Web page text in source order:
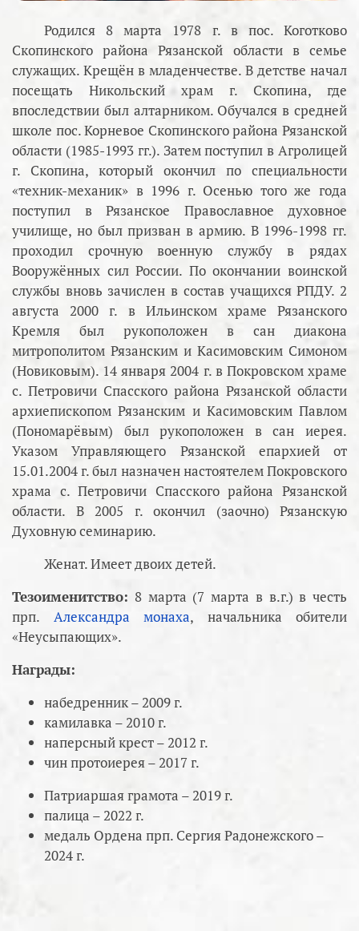
Родился 8 марта 1978 г. в пос. Коготково
Скопинского района Рязанской области в семье
служащих. Крещён в младенчестве. В детстве начал
посещать Никольский храм г. Скопина, где
впоследствии был алтарником. Обучался в средней
школе пос. Корневое Скопинского района Рязанской
области (1985-1993 гг.). Затем поступил в Агролицей
г. Скопина, который окончил по специальности
«техник-механик» в 1996 г. Осенью того же года
поступил в Рязанское Православное духовное
училище, но был призван в армию. В 1996-1998 гг.
проходил срочную военную службу в рядах
Вооружённых сил России. По окончании воинской
службы вновь зачислен в состав учащихся РПДУ. 2
августа 2000 г. в Ильинском храме Рязанского
Кремля был рукоположен в сан диакона
митрополитом Рязанским и Касимовским Симоном
(Новиковым). 14 января 2004 г. в Покровском храме
с. Петровичи Спасского района Рязанской области
архиепископом Рязанским и Касимовским Павлом
(Пономарёвым) был рукоположен в сан иерея.
Указом Управляющего Рязанской епархией от
15.01.2004 г. был назначен настоятелем Покровского
храма с. Петровичи Спасского района Рязанской
области. В 2005 г. окончил (заочно) Рязанскую
Духовную семинарию.
Женат. Имеет двоих детей.
Тезоименитство: 8 марта (7 марта в в.г.) в честь
прп. Александра монаха, начальника обители
«Неусыпающих».
Награды:
набедренник – 2009 г.
камилавка – 2010 г.
наперсный крест – 2012 г.
чин протоиерея – 2017 г.
Патриаршая грамота – 2019 г.
палица – 2022 г.
медаль Ордена прп. Сергия Радонежского –
2024 г.